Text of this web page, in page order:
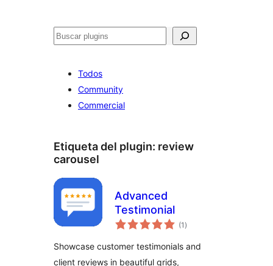
Buscar
Todos
Community
Commercial
Etiqueta del plugin: review
carousel
Advanced
Testimonial
(1 total
de
)
Showcase customer testimonials and
client reviews in beautiful grids,